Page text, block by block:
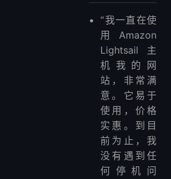
“我一直在使
用 Amazon
Lightsail 主
机我的网
站，非常满
意。它易于
使用，价格
实惠。到目
前为止，我
没有遇到任
何停机问